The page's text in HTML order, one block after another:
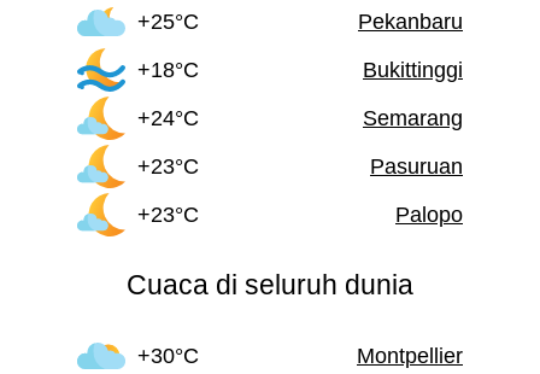
+25°C
Pekanbaru
+18°C
Bukittinggi
+24°C
Semarang
+23°C
Pasuruan
+23°C
Palopo
Cuaca di seluruh dunia
+30°C Montpellier